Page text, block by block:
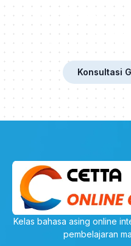
Mau Upgrade
Prancis
Pilih program yang sesuai
secara gratis dengan
Konsultasi
Kelas bahasa asing online
pembelajaran